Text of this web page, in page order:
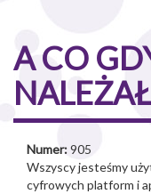
A CO
Numer:905
Wszyscy jesteśmy
cyfrowych platform i